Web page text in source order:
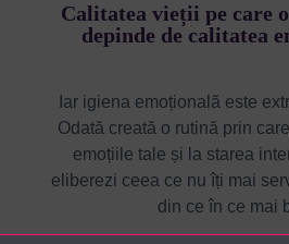
Calitatea vieții pe care
depinde de calitatea
Iar igiena emoțională este
Odată creată o rutină prin
emoțiile tale și la starea
eliberezi ceea ce nu îți mai
din ce în ce mai